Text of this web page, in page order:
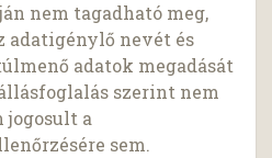
nem tagadható meg,
adatigénylő nevét és
adatok megadását
szerint nem
jogosult a
sem.